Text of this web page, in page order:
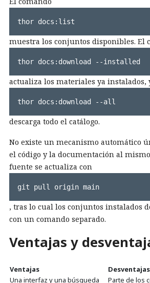
thor docs:list
muestra los conjuntos disponibles. El
thor docs:download --installed
actualiza los materiales ya instalados,
thor docs:download --all
descarga todo el catálogo.
No existe un mecanismo automático
el código y la documentación al
fuente se actualiza con
git pull origin main
, tras lo cual los conjuntos instalados
con un comando separado.
Ventajas y
Ventajas
Desventajas
Una interfaz y una búsqueda
Parte de los